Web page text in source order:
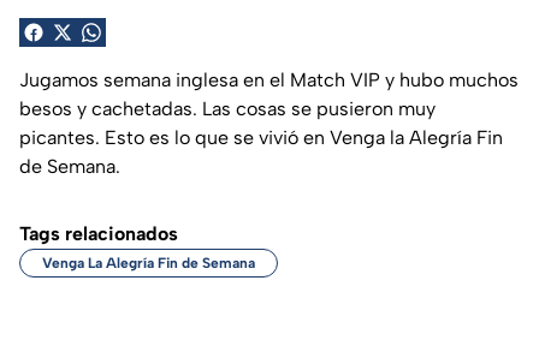
Jugamos semana inglesa en el Match VIP y hubo muchos
besos y cachetadas. Las cosas se pusieron muy
picantes. Esto es lo que se vivió en Venga la Alegría Fin
de Semana.
Tags relacionados
Venga La Alegría Fin de Semana